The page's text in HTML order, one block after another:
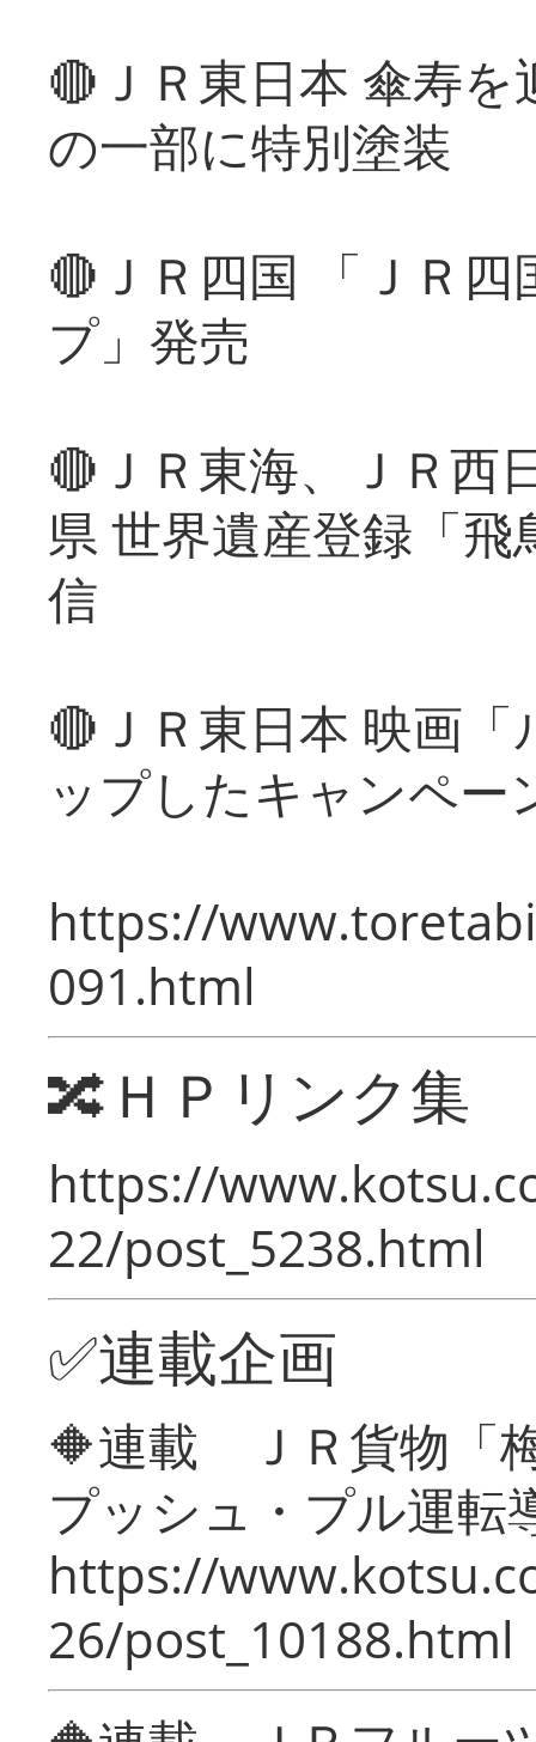
🔴ＪＲ東日本 傘寿
の一部に特別塗装
🔴ＪＲ四国 「ＪＲ
プ」発売
🔴ＪＲ東海、ＪＲ西
県 世界遺産登録「
信
🔴ＪＲ東日本 映画
ップしたキャンペー
https://
091.html
🔀ＨＰリンク集
https://
22/post_5238.html
✅連載企画
🔶連載 ＪＲ貨物「
プッシュ・プル運転
https://
26/post_10188.html